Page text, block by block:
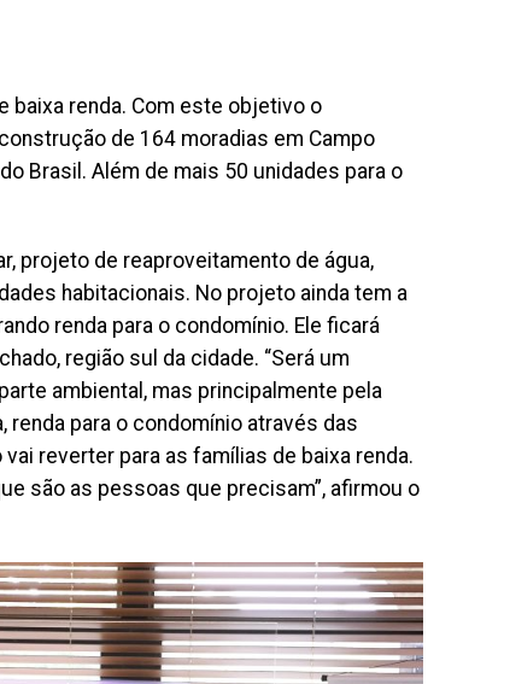
baixa renda. Com este objetivo o
de 164 moradias em Campo
Brasil. Além de mais 50 unidades para o
projeto de reaproveitamento de água,
habitacionais. No projeto ainda tem a
renda para o condomínio. Ele ficará
região sul da cidade. “Será um
ambiental, mas principalmente pela
para o condomínio através das
reverter para as famílias de baixa renda.
são as pessoas que precisam”, afirmou o